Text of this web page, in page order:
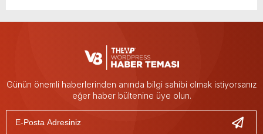
Günün önemli haberlerinden anında bilgi sahibi olmak istiyorsanız
eğer haber bültenine üye olun.